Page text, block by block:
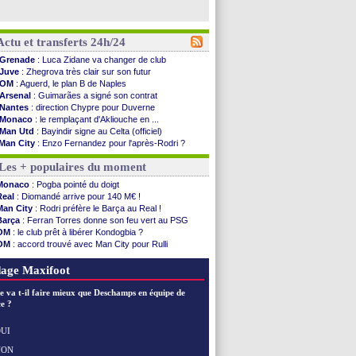
et transferts 24h/24
Grenade : Luca Zidane va changer de club
Juve : Zhegrova très clair sur son futur
OM : Aguerd, le plan B de Naples
Arsenal : Guimarães a signé son contrat
Nantes : direction Chypre pour Duverne
Monaco : le remplaçant d'Akliouche en ...
Man Utd : Bayindir signe au Celta (officiel)
City : Enzo Fernandez pour l'après-Rodri ?
: l'option Monaco pour Lukaku !
: Lucas Perri a été approché
PSG: le coach de l'Ajax insiste pour Godts
PSG: une 2e offre en préparation pour Godts
Francfort: Dina Ebimbe signe à Schalke (off.)
Strasbourg: Saïdou Sow prêté à Nantes (off.)
Monaco: Filipe Luis aimerait garder Balogun
Dortmund : Newcastle est prévenu pour Nmecha
Barça: première offre à 45 M€ pour Rodri ?
Tottenham: Van de Ven va prolonger
: la CAF soutient Infantino
2030
d'Ivoire
+ populaires du moment
: Pogba pointé du doigt
: Diomandé arrive pour 140 M€ !
City : Rodri préfère le Barça au Real !
: Ferran Torres donne son feu vert au PSG
: le club prêt à libérer Kondogbia ?
: accord trouvé avec Man City pour Rulli
: Luis Enrique satisfait malgré tout
Maxifoot
va t-il faire mieux que Deschamps en équipe de
?